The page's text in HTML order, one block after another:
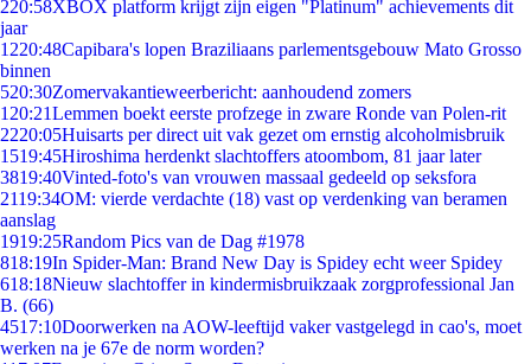
220:58XBOX platform krijgt zijn eigen "Platinum" achievements dit
jaar
1220:48Capibara's lopen Braziliaans parlementsgebouw Mato Grosso
binnen
520:30Zomervakantieweerbericht: aanhoudend zomers
1 20:21Lemmen boekt eerste profzege in zware Ronde van Polen-rit
2220:05Huisarts per direct uit vak gezet om ernstig alcoholmisbruik
1519:45Hiroshima herdenkt slachtoffers atoombom, 81 jaar later
3819:40Vinted-foto's van vrouwen massaal gedeeld op seksfora
2119:34OM: vierde verdachte (18) vast op verdenking van beramen
aanslag
1919:25Random Pics van de Dag #1978
818:19In Spider-Man: Brand New Day is Spidey echt weer Spidey
618:18Nieuw slachtoffer in kindermisbruikzaak zorgprofessional Jan
B. (66)
4517:10Doorwerken na AOW-leeftijd vaker vastgelegd in cao's, moet
werken na je 67e de norm worden?